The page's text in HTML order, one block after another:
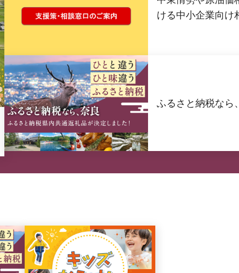
ける中小企業向け
ふるさと納税なら